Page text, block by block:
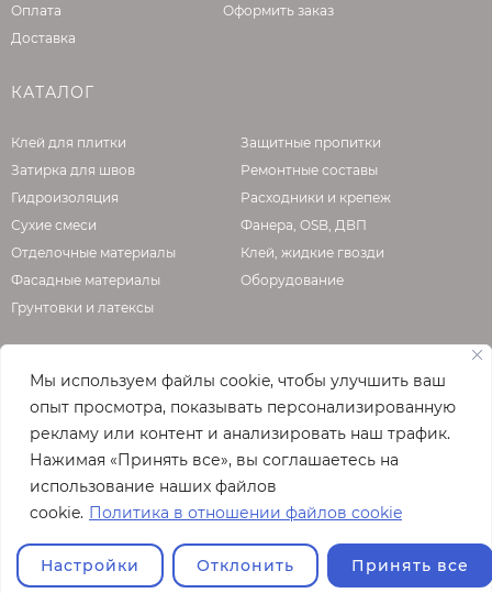
Мы используем файлы cookie, чтобы улучшить ваш
опыт просмотра, показывать персонализированную
рекламу или контент и анализировать наш трафик.
Нажимая «Принять все», вы соглашаетесь на
использование наших файлов
cookie. Политика в отношении файлов cookie
Настройки Отклонить Принять все
Оплата
Доставка
Оформить заказ
КАТАЛОГ
Клей для плитки
Затирка для швов
Гидроизоляция
Сухие смеси
Отделочные материалы
Фасадные материалы
Грунтовки и латексы
Защитные пропитки
Ремонтные составы
Расходники и крепеж
Фанера, OSB, ДВП
Клей, жидкие гвозди
Оборудование
О КОМПАНИИ
Официальная страница сайта
Полная версия сайта